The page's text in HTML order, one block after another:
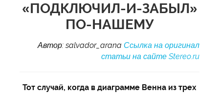
«ПОДКЛЮЧИЛ-И-ЗАБЫЛ»
ПО-НАШЕМУ
Автор: salvador_arana Ссылка на оригинал
статьи на сайте Stereo.ru
Тот случай, когда в диаграмме Венна из трех